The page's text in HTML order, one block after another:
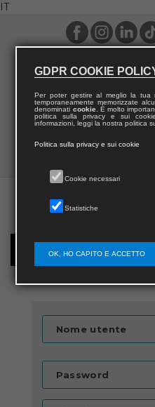
IT
Registrazione nuovo
Nome utente
Password
GDPR COOKIE
Per poter gestire al meglio la tua
temporaneamente memorizzate
denominati cookie. È molto
politica sulla privacy e sui
informazioni, leggi la nostra politica
Politica sulla privacy e sui cookie
Cookie necessari
Statistiche
OK, HO CAPITO E ACCETTO